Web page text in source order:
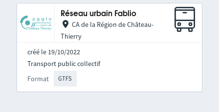
Réseau urbain Fablio
CA de la Région de Château-
Thierry
créé le 19/10/2022
Format GTFS
Transport public collectif